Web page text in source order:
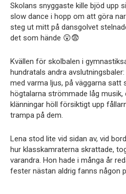
Skolans snyggaste kille bjöd upp
slow dance i hopp om att göra
steg ut mitt på dansgolvet
det som hände 😲😨
Kvällen för skolbalen i
hundratals andra
med varma ljus, på väggarna satt
högtalarna strömmade låg musik,
klänningar höll försiktigt upp
trampa på dem.
Lena stod lite vid sidan av, vid
hur klasskamraterna skrattade,
varandra. Hon hade i många år
fester nästan aldrig fanns någon